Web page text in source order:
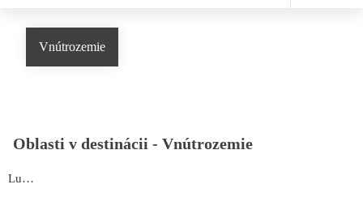
Vnútrozemie
Oblasti v destinácii - Vnútrozemie
Luxor